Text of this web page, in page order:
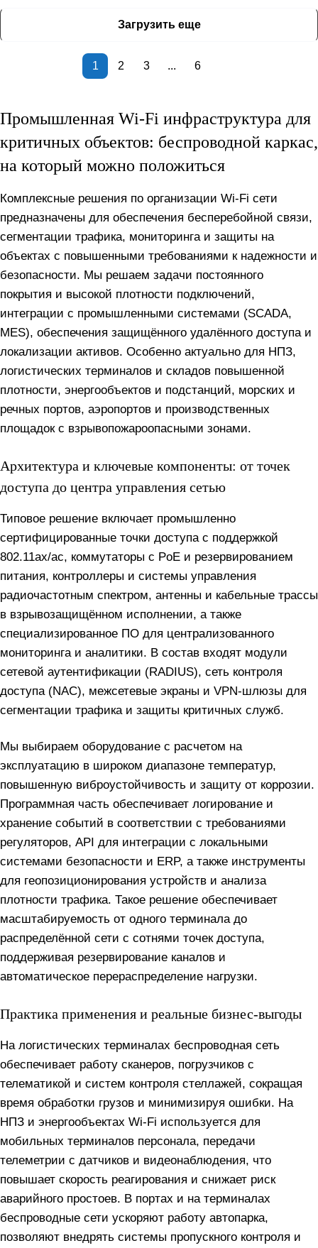
Загрузить еще
1 2 3 ... 6
Промышленная Wi‑Fi инфраструктура для
критичных объектов: беспроводной каркас,
на который можно положиться
Комплексные решения по организации Wi‑Fi сети
предназначены для обеспечения бесперебойной связи,
сегментации трафика, мониторинга и защиты на
объектах с повышенными требованиями к надежности и
безопасности. Мы решаем задачи постоянного
покрытия и высокой плотности подключений,
интеграции с промышленными системами (SCADA,
MES), обеспечения защищённого удалённого доступа и
локализации активов. Особенно актуально для НПЗ,
логистических терминалов и складов повышенной
плотности, энергообъектов и подстанций, морских и
речных портов, аэропортов и производственных
площадок с взрывопожароопасными зонами.
Архитектура и ключевые компоненты: от точек
доступа до центра управления сетью
Типовое решение включает промышленно
сертифицированные точки доступа с поддержкой
802.11ax/ac, коммутаторы с PoE и резервированием
питания, контроллеры и системы управления
радиочастотным спектром, антенны и кабельные трассы
в взрывозащищённом исполнении, а также
специализированное ПО для централизованного
мониторинга и аналитики. В состав входят модули
сетевой аутентификации (RADIUS), сеть контроля
доступа (NAC), межсетевые экраны и VPN‑шлюзы для
сегментации трафика и защиты критичных служб.
Мы выбираем оборудование с расчетом на
эксплуатацию в широком диапазоне температур,
повышенную виброустойчивость и защиту от коррозии.
Программная часть обеспечивает логирование и
хранение событий в соответствии с требованиями
регуляторов, API для интеграции с локальными
системами безопасности и ERP, а также инструменты
для геопозиционирования устройств и анализа
плотности трафика. Такое решение обеспечивает
масштабируемость от одного терминала до
распределённой сети с сотнями точек доступа,
поддерживая резервирование каналов и
автоматическое перераспределение нагрузки.
Практика применения и реальные бизнес‑выгоды
На логистических терминалах беспроводная сеть
обеспечивает работу сканеров, погрузчиков с
телематикой и систем контроля стеллажей, сокращая
время обработки грузов и минимизируя ошибки. На
НПЗ и энергообъектах Wi‑Fi используется для
мобильных терминалов персонала, передачи
телеметрии с датчиков и видеонаблюдения, что
повышает скорость реагирования и снижает риск
аварийного простоев. В портах и на терминалах
беспроводные сети ускоряют работу автопарка,
позволяют внедрять системы пропускного контроля и